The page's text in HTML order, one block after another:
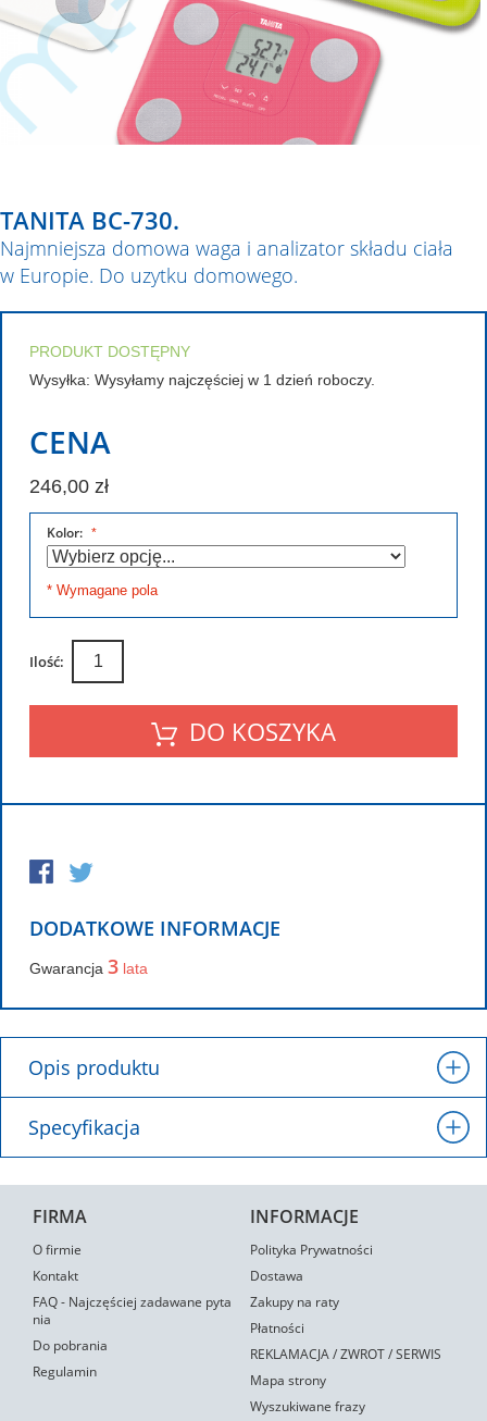
TANITA BC-730.
Najmniejsza domowa waga i analizator składu ciała
w Europie. Do uzytku domowego.
PRODUKT DOSTĘPNY
Wysyłka: Wysyłamy najczęściej w 1 dzień roboczy.
CENA
246,00 zł
Kolor:
* Wymagane pola
Ilość:
DO KOSZYKA
DODATKOWE INFORMACJE
Gwarancja 3 lata
Opis produktu
Specyfikacja
FIRMA
O firmie
Kontakt
FAQ - Najczęściej zadawane pyta
nia
Do pobrania
Regulamin
INFORMACJE
Polityka Prywatności
Dostawa
Zakupy na raty
Płatności
REKLAMACJA / ZWROT / SERWIS
Mapa strony
Wyszukiwane frazy